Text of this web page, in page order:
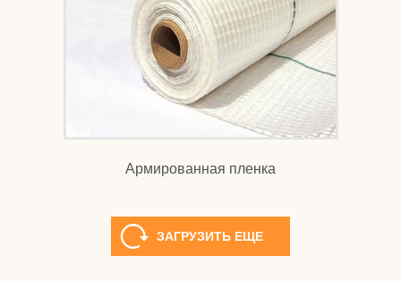
Армированная пленка
ЗАГРУЗИТЬ ЕЩЕ